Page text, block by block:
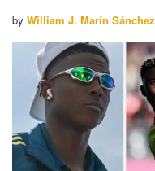
by William J. Marín Sánchez